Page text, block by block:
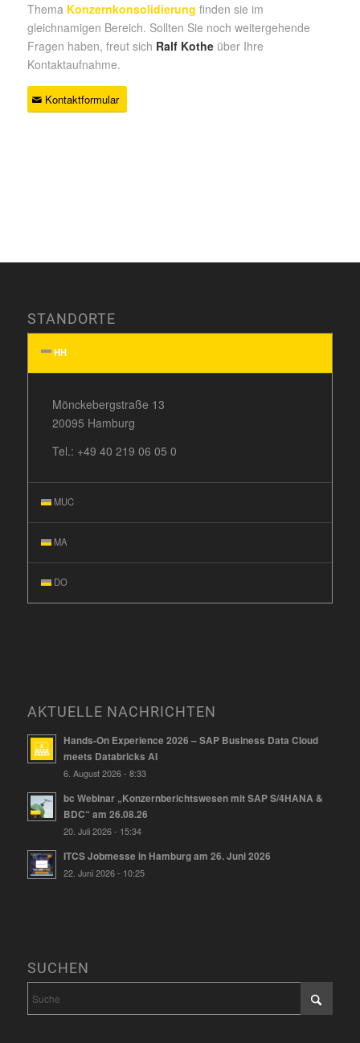
Thema Konzernkonsolidierung finden sie im
gleichnamigen Bereich. Sollten Sie noch weitergehende
Fragen haben, freut sich Ralf Kotheüber Ihre
Kontaktaufnahme.
Kontaktformular
STANDORTE
HH
Mönckebergstraße 13
20095 Hamburg
Tel.: +49 40 219 06 05 0
MUC
MA
DO
AKTUELLE NACHRICHTEN
Hands-On Experience 2026 – SAP Business Data Cloud
meets Databricks AI
6. August 2026 - 8:33
bc Webinar „Konzernberichtswesen mit SAP S/4HANA &
BDC“ am 26.08.26
20. Juli 2026 - 15:34
ITCS Jobmesse in Hamburg am 26. Juni 2026
22. Juni 2026 - 10:25
SUCHEN